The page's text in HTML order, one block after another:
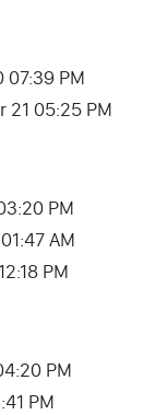
07:39 PM
21 05:25 PM
PM
AM
PM
PM
PM